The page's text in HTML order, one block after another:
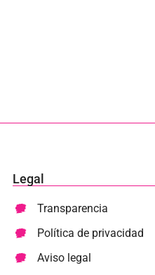
Legal
Transparencia
Política de privacidad
Aviso legal